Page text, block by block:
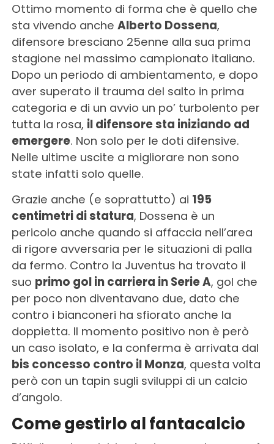
Ottimo momento di forma che è quello che
sta vivendo anche Alberto Dossena,
difensore bresciano 25enne alla sua prima
stagione nel massimo campionato italiano.
Dopo un periodo di ambientamento, e dopo
aver superato il trauma del salto in prima
categoria e di un avvio un po’ turbolento per
tutta la rosa, il difensore sta iniziando ad
emergere. Non solo per le doti difensive.
Nelle ultime uscite a migliorare non sono
state infatti solo quelle.
Grazie anche (e soprattutto) ai 195
centimetri di statura, Dossena è un
pericolo anche quando si affaccia nell’area
di rigore avversaria per le situazioni di palla
da fermo. Contro la Juventus ha trovato il
suo primo gol in carriera in Serie A, gol che
per poco non diventavano due, dato che
contro i bianconeri ha sfiorato anche la
doppietta. Il momento positivo non è però
un caso isolato, e la conferma è arrivata dal
bis concesso contro il Monza, questa volta
però con un tapin sugli sviluppi di un calcio
d’angolo.
Come gestirlo al fantacalcio